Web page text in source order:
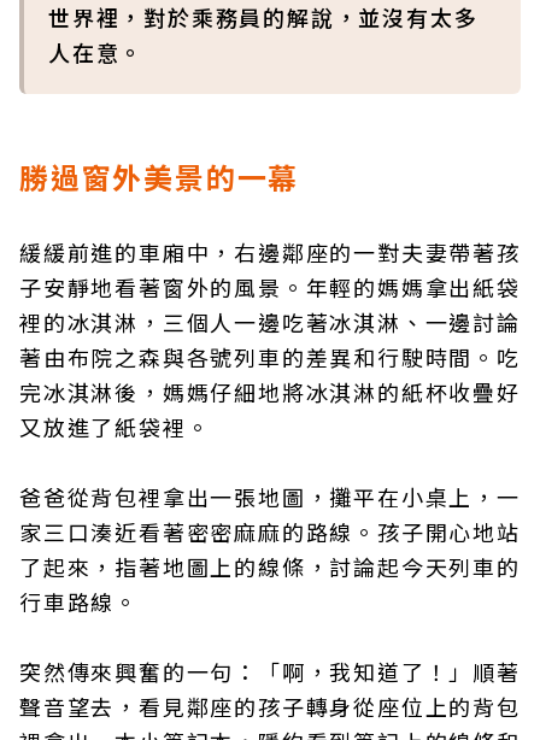
世界裡，對於乘務員的解說，並沒有太多
人在意。
勝過窗外美景的一幕
緩緩前進的車廂中，右邊鄰座的一對夫妻帶著孩
子安靜地看著窗外的風景。年輕的媽媽拿出紙袋
裡的冰淇淋，三個人一邊吃著冰淇淋、一邊討論
著由布院之森與各號列車的差異和行駛時間。吃
完冰淇淋後，媽媽仔細地將冰淇淋的紙杯收疊好
又放進了紙袋裡。
爸爸從背包裡拿出一張地圖，攤平在小桌上，一
家三口湊近看著密密麻麻的路線。孩子開心地站
了起來，指著地圖上的線條，討論起今天列車的
行車路線。
突然傳來興奮的一句：「啊，我知道了！」順著
聲音望去，看見鄰座的孩子轉身從座位上的背包